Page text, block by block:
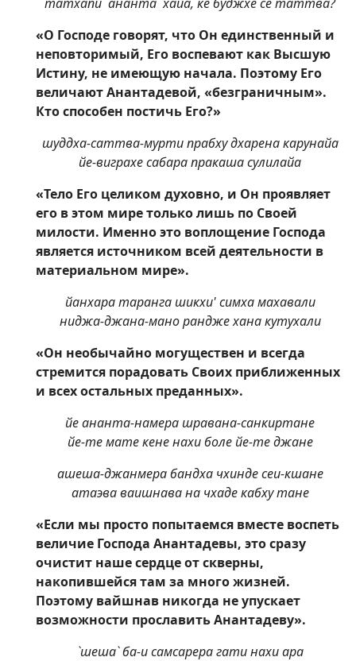
«О Господе говорят, что Он единственный и
неповторимый, Его воспевают как Высшую
Истину, не имеющую начала. Поэтому Его
величают Анантадевой, «безграничным».
Кто способен постичь Его?»
шуддха-саттва-мурти прабху дхарена карунайа
йе-виграхе сабара пракаша сулилайа
«Тело Его целиком духовно, и Он проявляет
его в этом мире только лишь по Своей
милости. Именно это воплощение Господа
является источником всей деятельности в
материальном мире».
йанхара таранга шикхи' симха махавали
ниджа-джана-мано рандже хана кутухали
«Он необычайно могуществен и всегда
стремится порадовать Своих приближенных
и всех остальных преданных».
йе ананта-намера шравана-санкиртане
йе-те мате кене нахи боле йе-те джане
ашеша-джанмера бандха чхинде сеи-кшане
атаэва ваишнава на чхаде кабху тане
«Если мы просто попытаемся вместе воспеть
величие Господа Анантадевы, это сразу
очистит наше сердце от скверны,
накопившейся там за много жизней.
Поэтому вайшнав никогда не упускает
возможности прославить Анантадеву».
`шеша` ба-и самсарера гати нахи ара